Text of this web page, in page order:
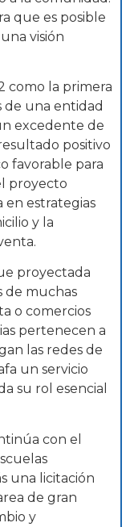
que es posible
visión
como la primera
de una entidad
excedente de
positivo
favorable para
proyecto
en estrategias
y la
proyectada
de muchas
o comercios
pertenecen a
las redes de
un servicio
su rol esencial
con el
una licitación
de gran
y